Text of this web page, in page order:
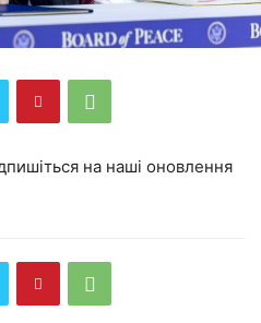
на наші оновлення